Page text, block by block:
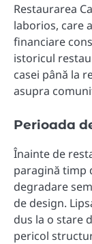
Restaurarea
laborios, care
financiare
istoricul
casei până la
asupra
Perioada
Înainte de
paragină timp
degradare
de design.
dus la o stare
pericol